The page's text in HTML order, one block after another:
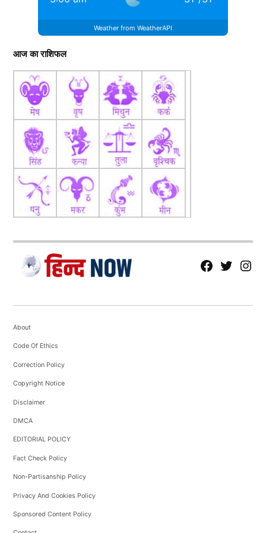
Weather from WeatherAPI
आज का राशिफल
fb Tw tw
About
Code Of Ethics
Correction Policy
Copyright Notice
Disclaimer
DMCA
EDITORIAL POLICY
Fact Check Policy
Non-Partisanship Policy
Privacy And Cookies Policy
Sponsored Content Policy